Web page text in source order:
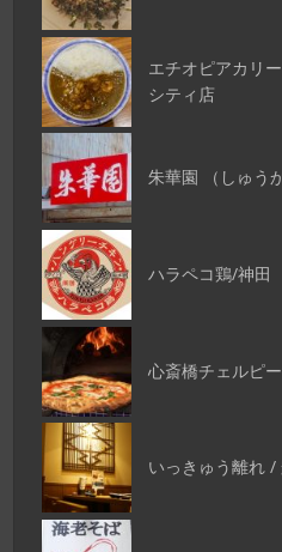
エチオピアカリ
シティ店
朱華園 （しゅう
ハラペコ鶏/神田
心斎橋チェルピ
いっきゅう離れ /